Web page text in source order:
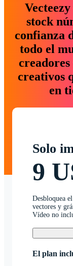
stock
confianza
todo el
creativos
en
Solo
9
Desbloquea
vectores y
Vídeo no
El plan